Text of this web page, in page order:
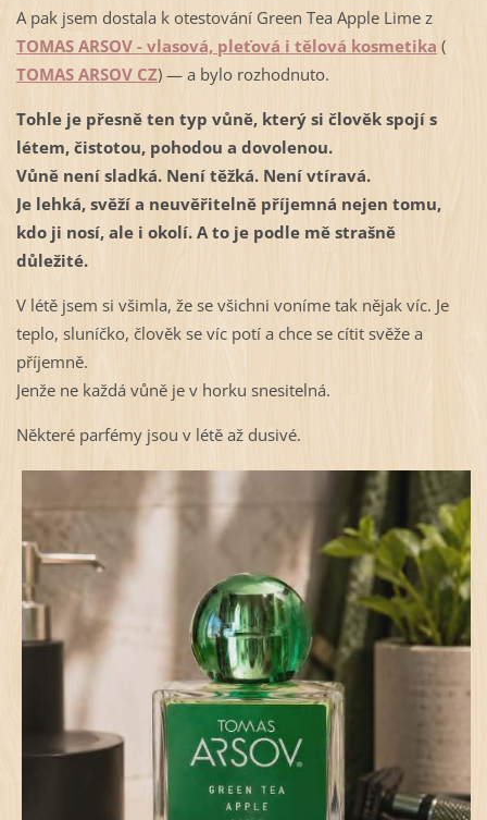
A pak jsem dostala k otestování Green Tea Apple Lime z
TOMAS ARSOV - vlasová, pleťová i tělová kosmetika (
TOMAS ARSOV CZ) — a bylo rozhodnuto.
Tohle je přesně ten typ vůně, který si člověk spojí s
létem, čistotou, pohodou a dovolenou.
Vůně není sladká. Není těžká. Není vtíravá.
Je lehká, svěží a neuvěřitelně příjemná nejen tomu,
kdo ji nosí, ale i okolí. A to je podle mě strašně
důležité.
V létě jsem si všimla, že se všichni voníme tak nějak víc. Je
teplo, sluníčko, člověk se víc potí a chce se cítit svěže a
příjemně.
Jenže ne každá vůně je v horku snesitelná.
Některé parfémy jsou v létě až dusivé.